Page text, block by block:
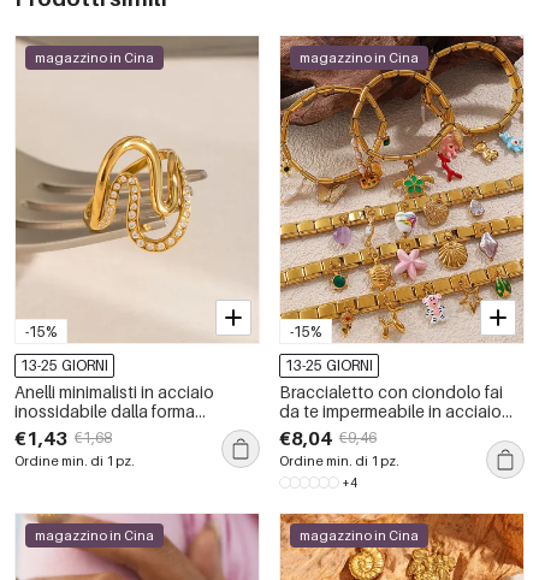
-15%
magazzino in Cina
13-25 GIORNI
Anelli minimalisti in acciaio
inossidabile dalla forma
irregolare, impermeabili, color
oro con strass.
€1,43 €1,68
Ordine min. di 1 pz.
-15%
magazzino in Cina
13-25 GIORNI
Braccialetto con ciondolo fai
da te impermeabile in acciaio
inossidabile da 1 pezzo
€8,04 €9,46
Ordine min. di 1 pz.
+4
magazzino in Cina magazzino in Cina